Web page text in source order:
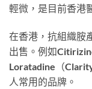
輕微，是目前香港
在香港，抗組織胺
出售。例如
Loratadine（
人常用的品牌。